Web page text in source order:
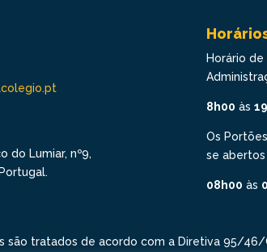
do Lumiar, nº9,
Horário
8h00 às
Os
se abertos
08h00 às
são tratados de acordo com a Diretiva 95/